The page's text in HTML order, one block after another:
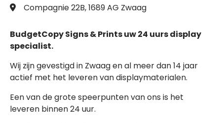
Compagnie 22B, 1689 AG Zwaag
BudgetCopy Signs & Prints uw 24 uurs display
specialist.
Wij zijn gevestigd in Zwaag en al meer dan 14 jaar
actief met het leveren van displaymaterialen.
Een van de grote speerpunten van ons is het
leveren binnen 24 uur.